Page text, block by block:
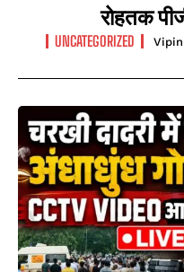
रोहतक
UNCATEGORIZED